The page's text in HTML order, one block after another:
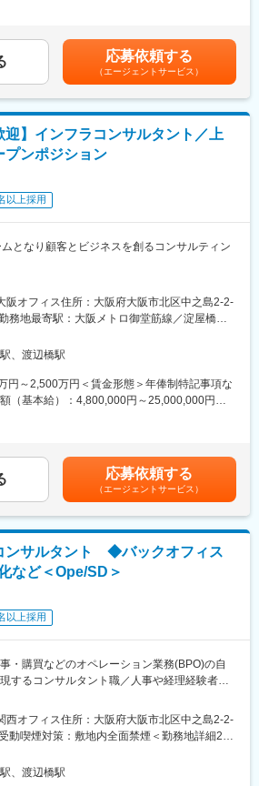
務はなく、提案活動や顧客支援に集中できる
最先端のソリューション営業を経験できる
業として市場価値を高められるポジション
カウントでの経験を基盤に、戦略的アカウン
より影響範囲の大きな営業ロールへと専門性
ーケット企業（従業員300～600名未満）を担
ップセル・クロスセルの双方に取り組みま
門やインサイドセールスが創出・育成したリ
業務プロセスのヒアリング
型AIエージェント「Agentforce」を活用したソ
との商談・提案活動
び既存顧客への提案拡大
納品業務はなく、顧客への提案活動や価値提
です。経営層への直接提案が中心となるた
でのサイクルが比較的短く、クロージング力
業：
てを両立できるよう最大26週間の有給育児休
与最大85％保証）※グローバル育休とは別で
も利用可能
ン治療支援制度・不妊治療費用償還プログラ
定める業務
初期の受注、複数年契約など、複数の観点で
ティブ制度があります。営業実績に応じたコ
払われ、支払額に上限はありません。賃金は
額であり、選考を通じて上下する可能性があ
は固定手当を含めた表記です。
応募依頼する
（エージェントサービス）
迎】インフラコンサルタント／上
ンポジション
以上採用
となり顧客とビジネスを創るコンサルティン
ためのコスト削減などに伴走／ITを基盤から支
インフラ系各ポジションの中で、最も合うポ
せていただきます。
ジションは下記の通りです。
エンジニア
す。
はなく、運用の効率化や追加開発の設計開発
客への問題解決（コンサルティング）を担い
ら開始した組織風土改革“Project PRIDE”によ
／女性比率30.4%へ増加、離職率半減／残業
んでおります。
度の導入
阪オフィス住所：大阪府大阪市北区中之島2-2-
務地最寄駅：大阪メトロ御堂筋線／淀屋橋駅
全面禁煙＜勤務地詳細2＞顧客先住所：大阪府
先 受動喫煙対策：屋内全面禁煙変更の範囲：
、渡辺橋駅
円～2,500万円＜賃金形態＞年俸制特記事項な
（基本給）：4,800,000円～25,000,000円そ
給与Rangeは手当を含まない基本給の記載とな
基本給＋賞与（年1回）＋諸手当◆諸手当例：
が決定いたします。・残業手当：実施分の支
金はあくまでも目安の金額であり、選考を通
があります。月給(月額)は固定手当を含めた表
応募依頼する
（エージェントサービス）
ンサルタント ◆バックオフィス
など＜Ope/SD＞
以上採用
・購買などのオペレーション業務(BPO)の自
するコンサルタント職／人事や経理経験者歓
ついて
コンサルティング本部では、クライアントの
いったオペレーション業務を請負型で受託
などのビジネス変革を実現するコンサルティ
西オフィス住所：大阪府大阪市北区中之島2-2-
動喫煙対策：敷地内全面禁煙＜勤務地詳細2＞
アント先住所：大阪府大阪市内のクライアン
屋内全面禁煙変更の範囲：会社の定める事業
、渡辺橋駅